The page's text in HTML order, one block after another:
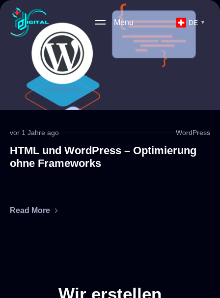
Menu DE ▼
vor 1 Jahre ago WordPress
HTML und WordPress – Optimierung
ohne Frameworks
Read More
Wir erstellen